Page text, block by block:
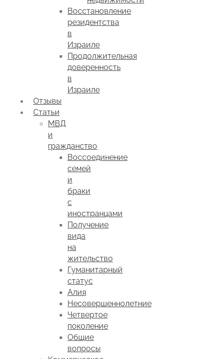
Восстановление
резидентства
в
Израиле
Продолжительная
доверенность
в
Израиле
Отзывы
Статьи
МВД
и
гражданство
Воссоединение
семей
и
браки
с
иностранцами
Получение
вида
на
жительство
Гуманитарный
статус
Алия
Несовершеннолетние
Четвертое
поколение
Общие
вопросы